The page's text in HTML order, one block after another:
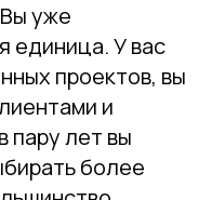
Вы уже
единица. У вас
проектов, вы
и
пару лет вы
более